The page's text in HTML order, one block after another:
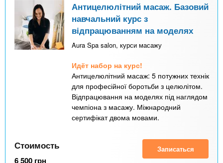
Антицелюлітний масаж. Базовий
навчальний курс з
відпрацюванням на моделях
Aura Spa salon, курси масажу
Идёт набор на курс!
Антицелюлітний масаж: 5 потужних технік
для професійної боротьби з целюлітом.
Відпрацювання на моделях під наглядом
чемпіона з масажу. Міжнародний
сертифікат двома мовами.
Стоимость
6 500 грн
Записаться